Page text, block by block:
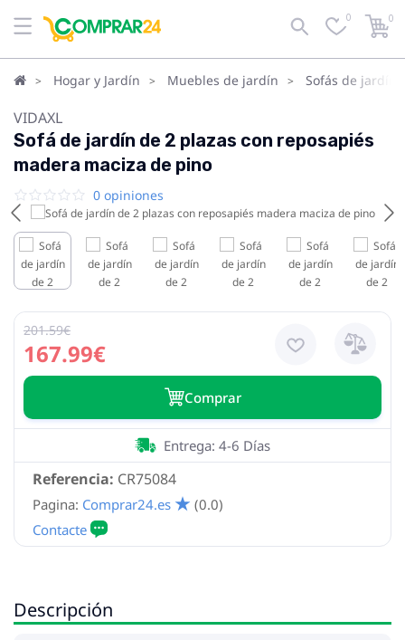
0 0
Hogar y Jardín Muebles de jardín Sofás de jardín
VIDAXL
Sofá de jardín de 2 plazas con reposapiés
madera maciza de pino
0 opiniones
167.99€
201.59€
Сomprar
Referencia: CR75084
Entrega: 4-6 Días
Pagina: Comprar24.es (0.0)
Descripción